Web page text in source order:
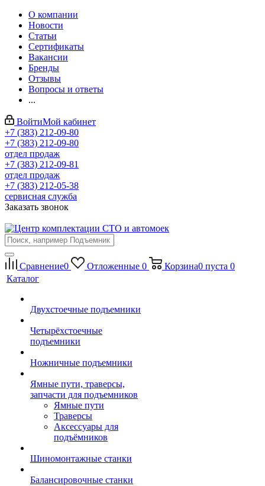
О компании
Новости
Статьи
Сертификаты
Вакансии
Бренды
Отзывы
Вопросы и ответы
...
ВойтиМой кабинет
+7 (383) 212-09-80
+7 (383) 212-09-80
отдел продаж
+7 (383) 212-09-81
отдел продаж
+7 (383) 212-05-38
сервисная служба
Заказать звонок
Сравнение0 Отложенные 0 Корзина0 пуста 0
Каталог
Двухстоечные подъемники
Четырёхстоечные
подъемники
Ножничные подъемники
Ямные пути, траверсы,
запчасти для подъемников
Ямные пути
Траверсы
Аксессуары для
подъёмников
Шиномонтажные станки
Балансировочные станки